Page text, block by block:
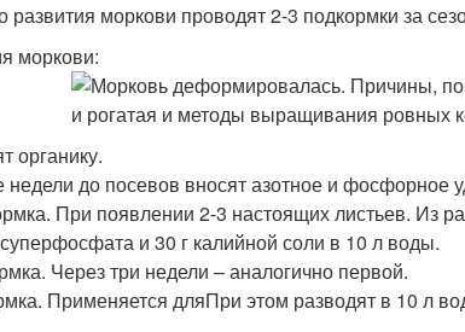
развития моркови проводят 2-3 подкормки за
моркови:
органику.
недели до посевов вносят азотное и фосфорное
При появлении 2-3 настоящих листьев. Из
и 30 г калийной соли в 10 л воды.
Через три недели – аналогично первой.
Применяется дляПри этом разводят в 10 л